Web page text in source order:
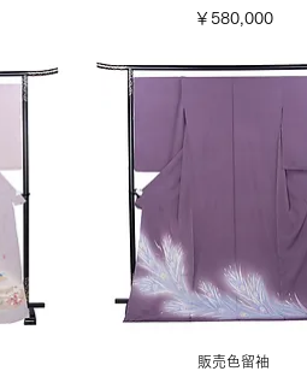
価格
￥580,000
販売色留袖